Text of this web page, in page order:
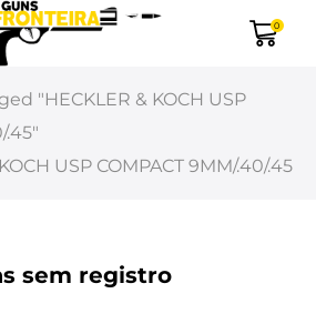
0
"HECKLER & KOCH USP
.45"
USP COMPACT 9MM/.40/.45
sem registro